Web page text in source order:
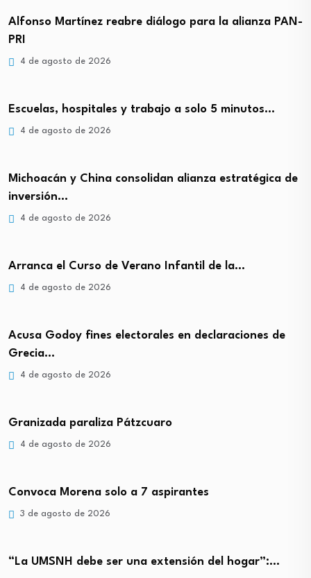
Alfonso Martínez reabre diálogo para la alianza PAN-
PRI
4 de agosto de 2026
Escuelas, hospitales y trabajo a solo 5 minutos…
4 de agosto de 2026
Michoacán y China consolidan alianza estratégica de
inversión…
4 de agosto de 2026
Arranca el Curso de Verano Infantil de la…
4 de agosto de 2026
Acusa Godoy fines electorales en declaraciones de
Grecia…
4 de agosto de 2026
Granizada paraliza Pátzcuaro
4 de agosto de 2026
Convoca Morena solo a 7 aspirantes
3 de agosto de 2026
“La UMSNH debe ser una extensión del hogar”:…